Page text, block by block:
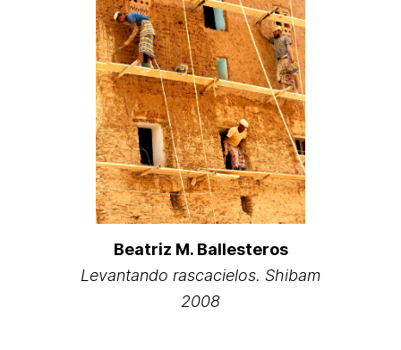
Beatriz M. Ballesteros
Levantando rascacielos. Shibam
2008